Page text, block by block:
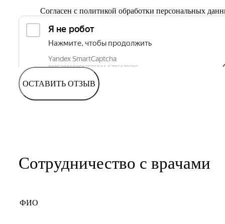
Согласен с политикой обработки персональных
ОСТАВИТЬ ОТЗЫВ
Сотрудничество с врачами